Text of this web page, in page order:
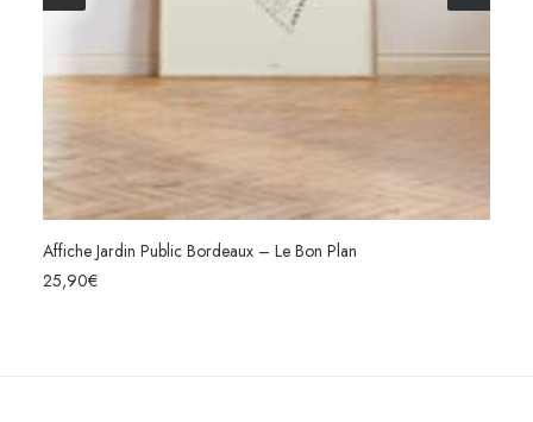
Affiche Jardin Public Bordeaux – Le Bon Plan
25,90€